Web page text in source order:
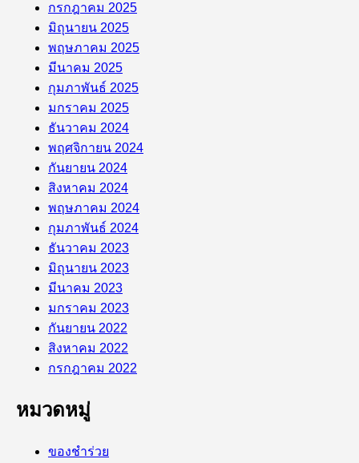
กรกฎาคม 2025
มิถุนายน 2025
พฤษภาคม 2025
มีนาคม 2025
กุมภาพันธ์ 2025
มกราคม 2025
ธันวาคม 2024
พฤศจิกายน 2024
กันยายน 2024
สิงหาคม 2024
พฤษภาคม 2024
กุมภาพันธ์ 2024
ธันวาคม 2023
มิถุนายน 2023
มีนาคม 2023
มกราคม 2023
กันยายน 2022
สิงหาคม 2022
กรกฎาคม 2022
หมวดหมู่
ของชำร่วย